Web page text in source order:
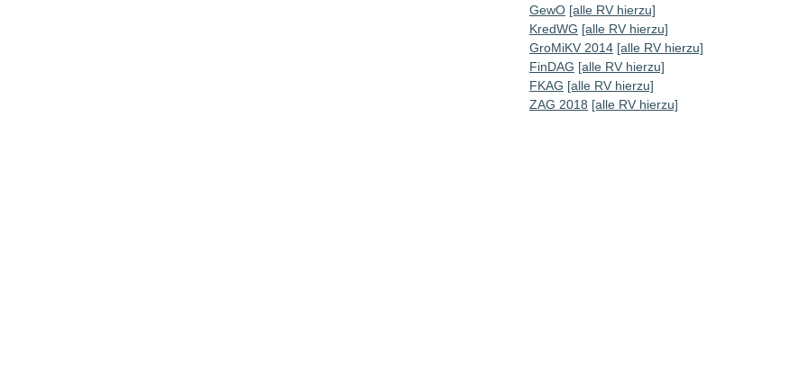
GewO [alle RV hierzu]
KredWG [alle RV hierzu]
GroMiKV 2014 [alle RV hierzu]
FinDAG [alle RV hierzu]
FKAG [alle RV hierzu]
ZAG 2018 [alle RV hierzu]